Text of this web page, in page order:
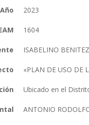
Año 2023
1604
ISABELINO
«PLAN DE USO DE
Ubicado en el
ANTONIO